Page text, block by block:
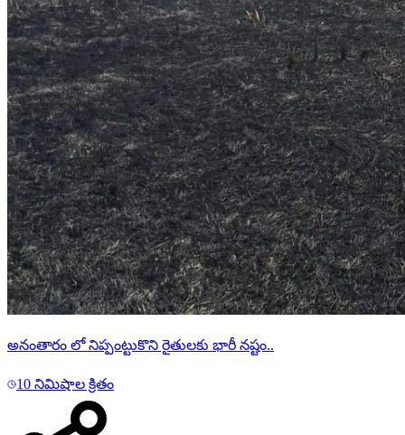
అనంతారం లో నిప్పంట్టుకొని రైతులకు భారీ నష్టం..
10 నిమిషాల క్రితం